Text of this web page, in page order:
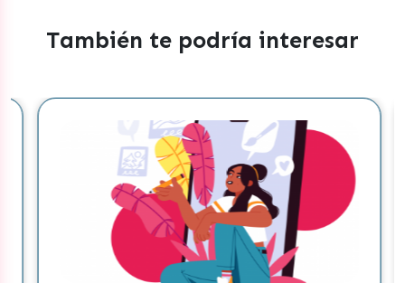
También te podría interesar